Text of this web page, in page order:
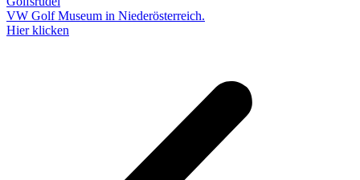
VW Golf Museum in Niederösterreich.
Hier klicken